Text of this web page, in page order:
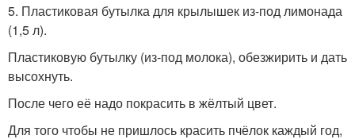
5. Пластиковая бутылка для крылышек из-под лимонада
(1,5 л).
Пластиковую бутылку (из-под молока), обезжирить и дать
высохнуть.
После чего её надо покрасить в жёлтый цвет.
Для того чтобы не пришлось красить пчёлок каждый год,